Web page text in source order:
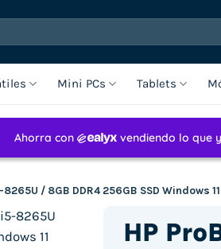
Mini PCs Tablets
/ 8GB DDR4 256GB SSD Windows 11
HP